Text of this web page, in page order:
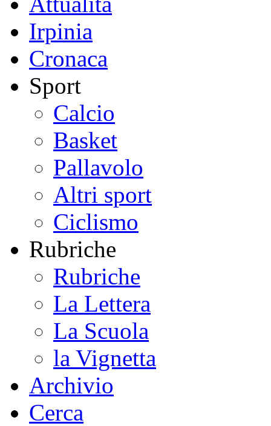
Irpinia
Cronaca
Sport
Calcio
Basket
Pallavolo
Altri sport
Ciclismo
Rubriche
Rubriche
La Lettera
La Scuola
la Vignetta
Archivio
Cerca